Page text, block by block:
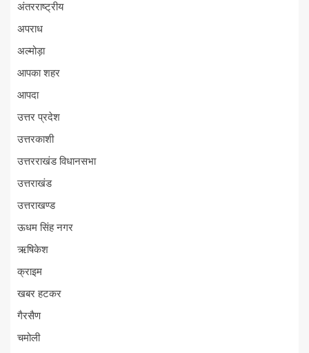
अंतरराष्ट्रीय
अपराध
अल्मोड़ा
आपका शहर
आपदा
उत्तर प्रदेश
उत्तरकाशी
उत्तरराखंड विधानसभा
उत्तराखंड
उत्तराखण्ड
ऊधम सिंह नगर
ऋषिकेश
क्राइम
खबर हटकर
गैरसैण
चमोली